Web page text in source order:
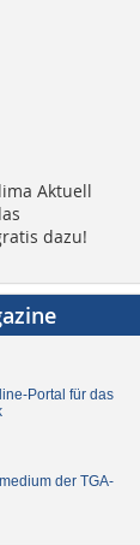
Aktuell
dazu!
Portal für das
der TGA-